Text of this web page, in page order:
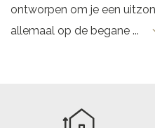
ontworpen om je een
allemaal op de begane ...